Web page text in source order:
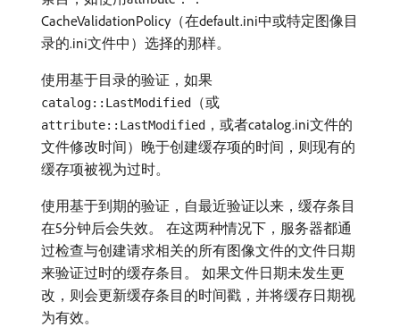
CacheValidationPolicy（在default.ini中或特定图像目
录的.ini文件中）选择的那样。
使用基于目录的验证，如果
catalog::LastModified （或
attribute::LastModified ，或者catalog.ini文件的
文件修改时间）晚于创建缓存项的时间，则现有的
缓存项被视为过时。
使用基于到期的验证，自最近验证以来，缓存条目
在5分钟后会失效。 在这两种情况下，服务器都通
过检查与创建请求相关的所有图像文件的文件日期
来验证过时的缓存条目。 如果文件日期未发生更
改，则会更新缓存条目的时间戳，并将缓存日期视
为有效。